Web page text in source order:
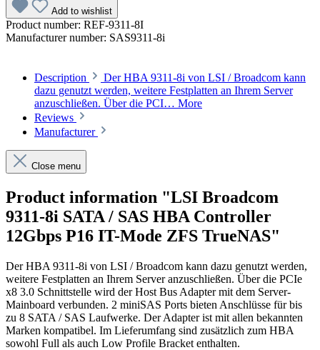
Add to wishlist
Product number: REF-9311-8I
Manufacturer number: SAS9311-8i
Description
Der HBA 9311-8i von LSI / Broadcom kann
dazu genutzt werden, weitere Festplatten an Ihrem Server
anzuschließen. Über die PCI… More
Reviews
Manufacturer
Close menu
Product information "LSI Broadcom
9311-8i SATA / SAS HBA Controller
12Gbps P16 IT-Mode ZFS TrueNAS"
Der HBA 9311-8i von LSI / Broadcom kann dazu genutzt werden,
weitere Festplatten an Ihrem Server anzuschließen. Über die PCIe
x8 3.0 Schnittstelle wird der Host Bus Adapter mit dem Server-
Mainboard verbunden. 2 miniSAS Ports bieten Anschlüsse für bis
zu 8 SATA / SAS Laufwerke. Der Adapter ist mit allen bekannten
Marken kompatibel. Im Lieferumfang sind zusätzlich zum HBA
sowohl Full als auch Low Profile Bracket enthalten.